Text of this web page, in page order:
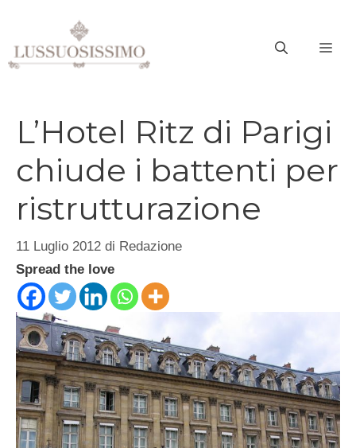
contenuto
L’Hotel Ritz di Parigi
chiude i battenti per
ristrutturazione
11 Luglio 2012 di Redazione
Spread the love